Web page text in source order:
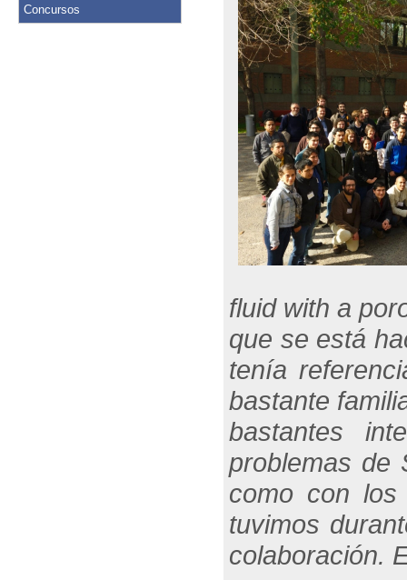
Concursos
fluid with a
que se está
tenía
bastante
bastantes
problemas de
como con los
tuvimos
colaboración.